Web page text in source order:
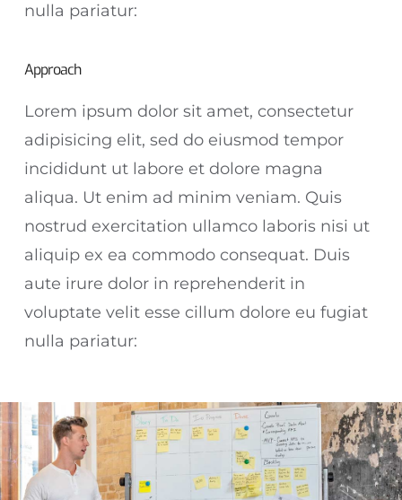
nulla pariatur:
Approach
Lorem ipsum dolor sit amet, consectetur
adipisicing elit, sed do eiusmod tempor
incididunt ut labore et dolore magna
aliqua. Ut enim ad minim veniam. Quis
nostrud exercitation ullamco laboris nisi ut
aliquip ex ea commodo consequat. Duis
aute irure dolor in reprehenderit in
voluptate velit esse cillum dolore eu fugiat
nulla pariatur: